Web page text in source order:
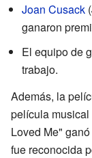
Joan Cusack
ganaron
El equipo de
trabajo.
Además, la
película
Loved Me"
fue reconocida